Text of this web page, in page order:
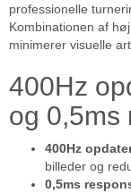
professionelle
Kombinationen af
minimerer visuelle
400Hz
og 0,5ms
400Hz
billeder og
0,5ms